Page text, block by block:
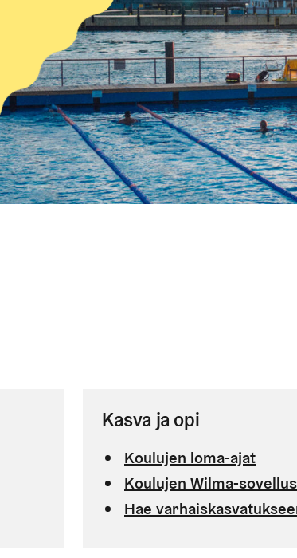
Kasva ja opi
Koulujen loma-ajat
Koulujen Wilma-sovellus
Hae